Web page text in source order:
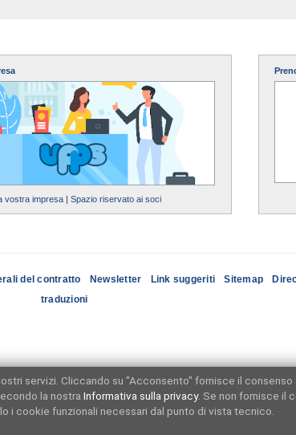
vostra impresa| Spazio riservato ai soci
del contratto Newsletter Link suggeriti Sitemap
traduzioni
servizi. Cliccando su "Acconsento" fornisce il consenso
la nostra Informativa sulla privacy. Se non fornisce il
i cookie funzionali necessari dal punto di vista tecnico.